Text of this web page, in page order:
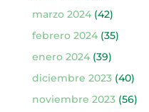
marzo 2024(42)
febrero 2024(35)
enero 2024(39)
diciembre 2023(40)
noviembre 2023(56)